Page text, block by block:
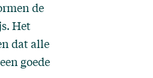
de
Het
dat alle
goede